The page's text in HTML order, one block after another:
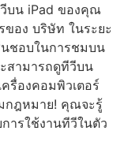
บน iPad ของคุณ
ง บริษัท ในระยะ
ชอบในการชมบน
ามารถดูทีวีบน
รื่องคอมพิวเตอร์
กฎหมาย! คุณจะรู้
ารใช้งานทีวีในตัว